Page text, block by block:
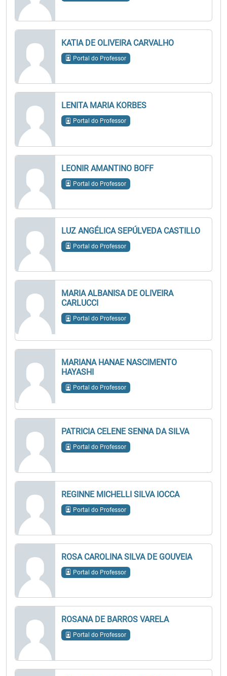
KATIA DE OLIVEIRA CARVALHO
Portal do Professor
LENITA MARIA KORBES
Portal do Professor
LEONIR AMANTINO BOFF
Portal do Professor
LUZ ANGÉLICA SEPÚLVEDA CASTILLO
Portal do Professor
MARIA ALBANISA DE OLIVEIRA
CARLUCCI
Portal do Professor
MARIANA HANAE NASCIMENTO
HAYASHI
Portal do Professor
PATRICIA CELENE SENNA DA SILVA
Portal do Professor
REGINNE MICHELLI SILVA IOCCA
Portal do Professor
ROSA CAROLINA SILVA DE GOUVEIA
Portal do Professor
ROSANA DE BARROS VARELA
Portal do Professor